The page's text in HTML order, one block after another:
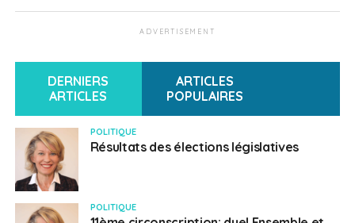
ADVERTISEMENT
DERNIERS
ARTICLES
ARTICLES
POPULAIRES
POLITIQUE
Résultats des élections législatives
POLITIQUE